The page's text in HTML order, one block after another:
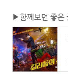
▶함께보면 좋은